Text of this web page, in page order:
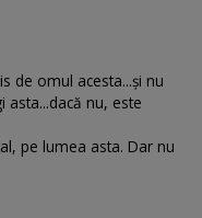
de omul acesta...și nu
asta...dacă nu, este
pe lumea asta. Dar nu